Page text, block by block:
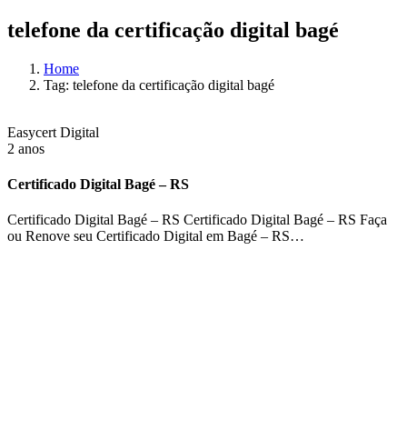
telefone da certificação digital bagé
Home
Tag: telefone da certificação digital bagé
Easycert Digital
2 anos
Certificado Digital Bagé – RS
Certificado Digital Bagé – RS Certificado Digital Bagé – RS Faça
ou Renove seu Certificado Digital em Bagé – RS…